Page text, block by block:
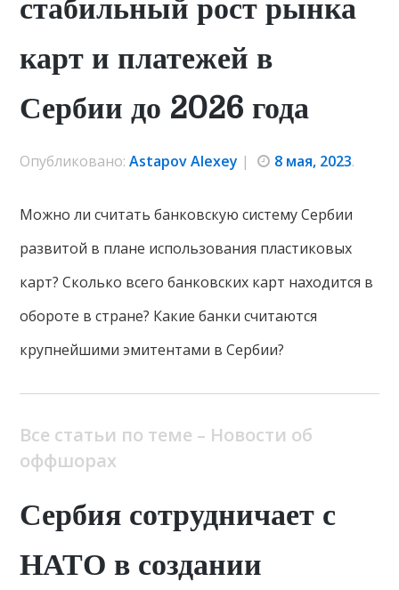
стабильный рост рынка
карт и платежей в
Сербии до 2026 года
Опубликовано:Astapov Alexey | 8 мая, 2023.
Можно ли считать банковскую систему Сербии
развитой в плане использования пластиковых
карт? Сколько всего банковских карт находится в
обороте в стране? Какие банки считаются
крупнейшими эмитентами в Сербии?
Все статьи по теме – Новости об
оффшорах
Сербия сотрудничает с
НАТО в создании